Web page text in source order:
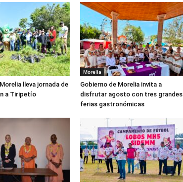
lleva jornada de
a Tiripetío
Morelia
Gobierno de Morelia invita a
disfrutar agosto con tres grandes
ferias gastronómicas